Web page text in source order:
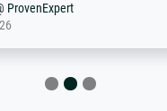
ProvenExpert